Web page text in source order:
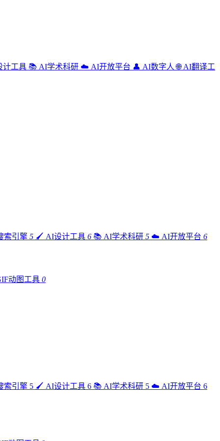
计工具 📚 AI学术科研 ☁️ AI开放平台 👤 AI数字人 🌐 AI翻译工
索引擎 5 🖌️ AI设计工具 6 📚 AI学术科研 5 ☁️ AI开放平台 6
动图工具 0
索引擎 5 🖌️ AI设计工具 6 📚 AI学术科研 5 ☁️ AI开放平台 6